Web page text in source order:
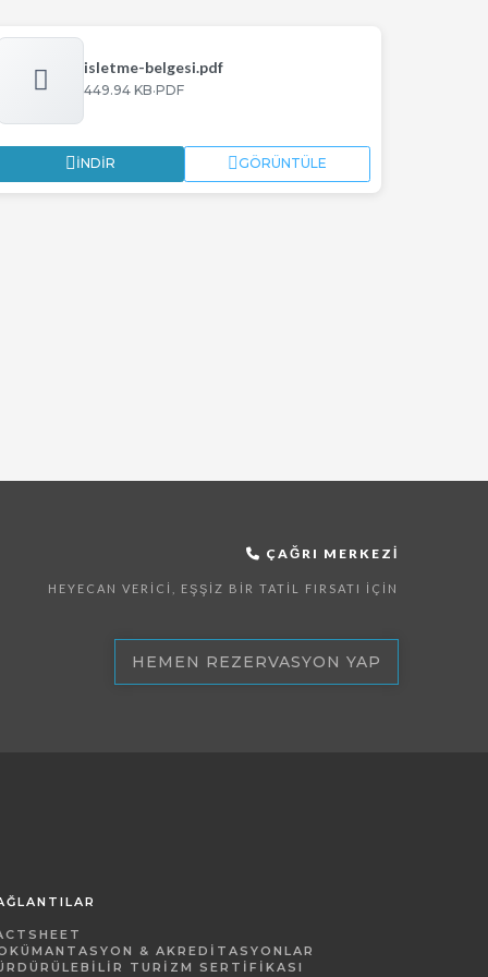
isletme-belgesi.pdf
449.94 KB·PDF
İNDIR GÖRÜNTÜLE
ÇAĞRI MERKEZI
HEYECAN VERICI, EŞŞIZ BIR TATIL FIRSATI İÇIN
HEMEN REZERVASYON YAP
& AKREDITASYONLAR
TURIZM SERTIFIKASI